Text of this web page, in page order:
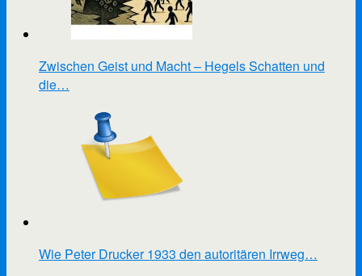
Zwischen Geist und Macht – Hegels Schatten und
die…
Wie Peter Drucker 1933 den autoritären Irrweg…